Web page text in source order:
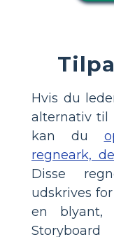
Hvis du
alternativ til
kan du
regneark,
Disse
udskrives
en blyant,